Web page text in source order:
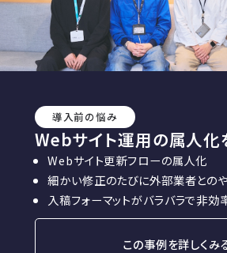
導入前の悩み
Webサイト運用の属人化
Webサイト更新フローの属人化
細かい修正のたびに外部業者との
入稿フォーマットがバラバラで非効
この事例を詳しくみ